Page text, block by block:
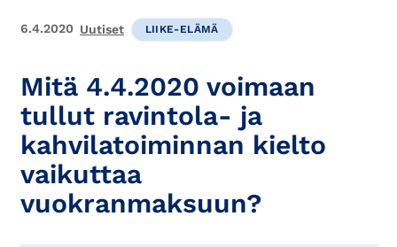
6.4.2020 Uutiset LIIKE-ELÄMÄ
Mitä 4.4.2020 voimaan
tullut ravintola- ja
kahvilatoiminnan kielto
vaikuttaa
vuokranmaksuun?